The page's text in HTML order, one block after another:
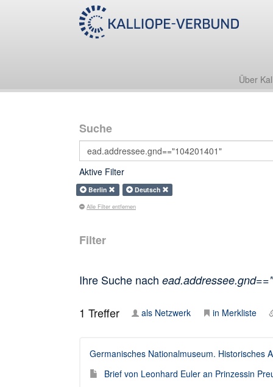
Über
Suche
Aktive Filter
Berlin Deutsch
Alle Filter entfernen
Filter
Ihre Suche nach
1 Treffer als Netzwerk in Merkliste
Germanisches Nationalmuseum. Historisches
Brief von Leonhard Euler an Prinzessin